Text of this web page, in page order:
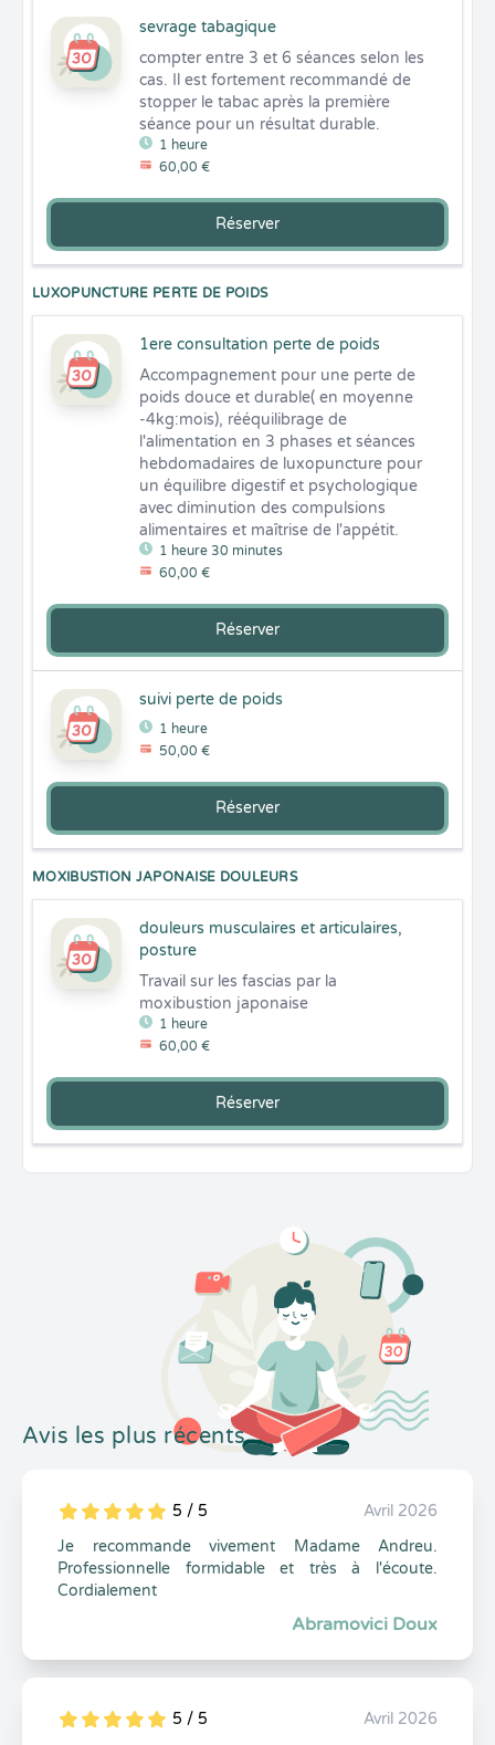
sevrage tabagique
1 heure
60,00 €
compter entre 3 et 6 séances selon les
cas. Il est fortement recommandé de
stopper le tabac après la première
séance pour un résultat durable.
Réserver
LUXOPUNCTURE PERTE DE POIDS
1ere consultation perte de poids
1 heure 30 minutes
60,00 €
Accompagnement pour une perte de
poids douce et durable( en moyenne
-4kg:mois), rééquilibrage de
l'alimentation en 3 phases et séances
hebdomadaires de luxopuncture pour
un équilibre digestif et psychologique
avec diminution des compulsions
alimentaires et maîtrise de l'appétit.
Réserver
suivi perte de poids
1 heure
50,00 €
Réserver
MOXIBUSTION JAPONAISE DOULEURS
douleurs musculaires et articulaires,
posture
1 heure
60,00 €
Travail sur les fascias par la
moxibustion japonaise
Réserver
Avis les plus récents
5
1
5
0 5 / 5
Avril 2026
Je recommande vivement Madame Andreu.
Professionnelle formidable et très à l'écoute.
Cordialement
Abramovici Doux
5
1
5
0 5 / 5 Avril 2026